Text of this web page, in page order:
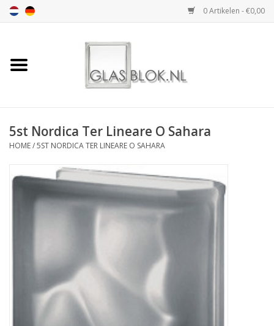
0 Artikelen - €0,00
Home
DESIGN COLLECTION
COLLECTION
Breezeblock
5st Nordica Ter Lineare O Sahara
HOME/5ST NORDICA TER LINEARE O SAHARA